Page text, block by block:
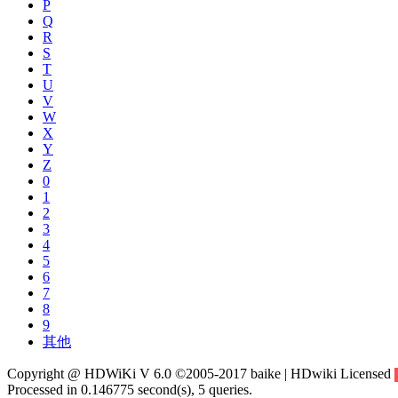
P
Q
R
S
T
U
V
W
X
Y
Z
0
1
2
3
4
5
6
7
8
9
其他
Copyright @ HDWiKi V 6.0 ©2005-2017 baike | HDwiki Licensed
Processed in 0.146775 second(s), 5 queries.